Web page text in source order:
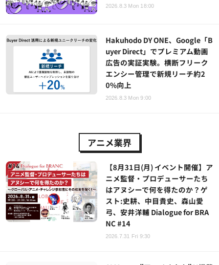
2026.8.3 Mon 18:00
Hakuhodo DY ONE、Google「B
uyer Direct」でプレミアム動画
広告の実証実験。横断フリーク
エンシー管理で新規リーチ約2
0%向上
2026.8.3 Mon 9:00
アニメ業界
【8月31日(月) イベント開催】ア
ニメ監督・プロデューサーたち
はアヌシーで何を得たのか？ゲ
スト:史耕、中目貴史、森山愛
弓、安井洋輔 Dialogue for BRA
NC #14
2026.7.31 Fri 9:30